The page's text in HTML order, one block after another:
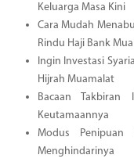
Keluarga Masa Kini
Cara Mudah
Rindu Haji Bank
Ingin Investasi
Hijrah Muamalat
Bacaan
Keutamaannya
Modus
Menghindarinya